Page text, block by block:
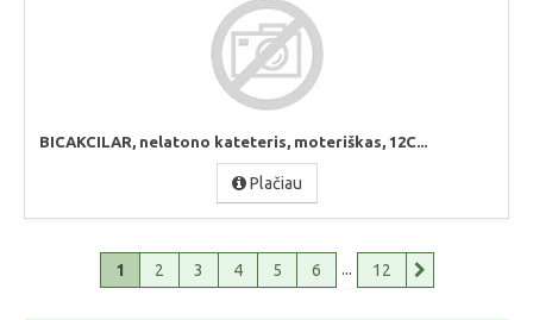
BICAKCILAR, nelatono kateteris, moteriškas, 12C...
Plačiau
1 2 3 4 5 6 ... 12